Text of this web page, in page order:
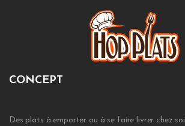
CONCEPT
Des plats à emporter ou à se faire livrer chez soi